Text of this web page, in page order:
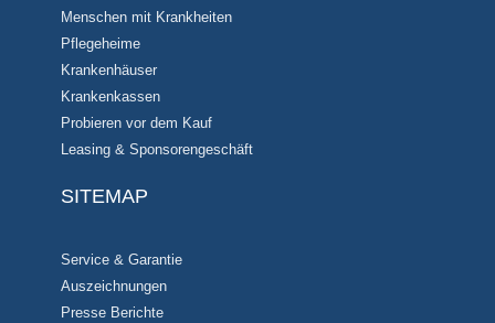
Menschen mit Krankheiten
Pflegeheime
Krankenhäuser
Krankenkassen
Probieren vor dem Kauf
Leasing & Sponsorengeschäft
SITEMAP
Service & Garantie
Auszeichnungen
Presse Berichte